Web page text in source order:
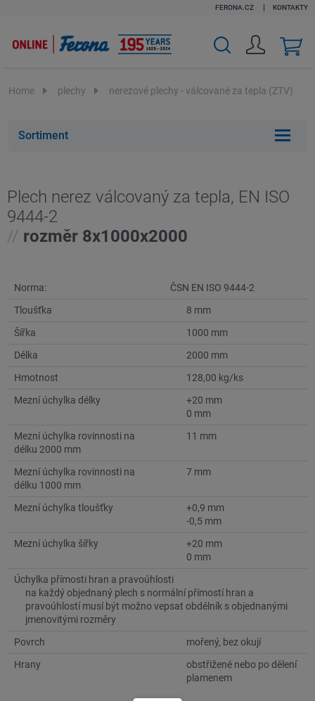
v
FERONA.CZ KONTAKTY
Home plechy nerezové plechy - válcované za tepla (ZTV)
Sortiment
Plech nerez válcovaný za tepla, EN ISO
9444-2
// rozměr 8x1000x2000
Norma:
ČSN EN ISO 9444-2
Tloušťka
8 mm
Šířka
1000 mm
Délka
2000 mm
Hmotnost
128,00 kg/ks
Mezní úchylka délky
+20 mm
0 mm
Mezní úchylka rovinnosti na
délku 2000 mm
11 mm
Mezní úchylka rovinnosti na
délku 1000 mm
7 mm
Mezní úchylka tloušťky
+0,9 mm
-0,5 mm
Mezní úchylka šířky
+20 mm
0 mm
Úchylka přímosti hran a pravoúhlosti
na každý objednaný plech s normální přímostí hran a
pravoúhlostí musí být možno vepsat obdélník s objednanými
jmenovitými rozměry
Povrch
mořený, bez okují
Hrany
obstřižené nebo po dělení
plamenem